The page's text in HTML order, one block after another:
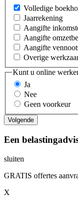
Volledige
Jaarrekening
Aangifte
Aangifte
Aangifte
Overige
Kunt u online
Ja
Nee
Geen voorkeur
Een
sluiten
GRATIS offertes
X